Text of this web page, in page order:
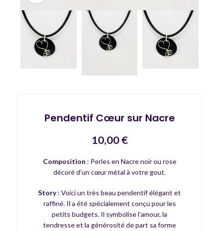
Pendentif Cœur sur Nacre
10,00€
Composition : Perles en Nacre noir ou rose
décoré d’un cœur métal à votre gout.
Story: Voici un très beau pendentif élégant et
raffiné. Il a été spécialement conçu pour les
petits budgets. Il symbolise l’amour, la
tendresse et la générosité de part sa forme